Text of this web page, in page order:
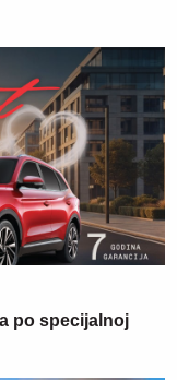
po specijalnoj